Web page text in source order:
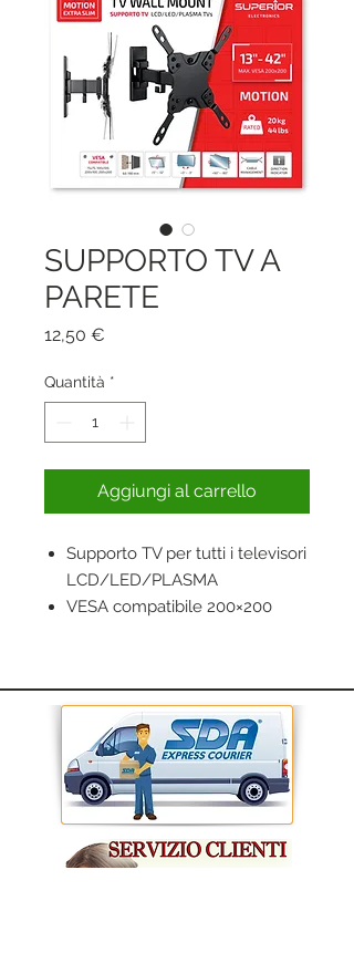
SUPPORTO TV A
PARETE
12,50 €
Quantità *
Aggiungi al carrello
Supporto TV per tutti i televisori
LCD/LED/PLASMA
VESA compatibile 200×200
Raggio di rotazione +90° ~ -90°
Regolazione del livello +3° ~ -3°